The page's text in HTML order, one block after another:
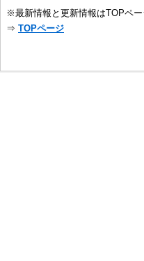
※最新情報と更新情報はTOPペー
⇒ TOPページ